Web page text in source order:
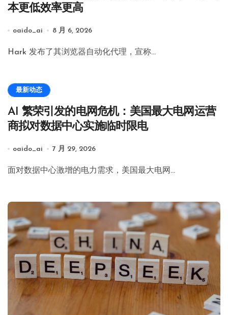
本更低效率更高
oaido_ai 8 月 6, 2026
Hark 发布了其浏览器自动化代理，宣称…
最新动态
AI 繁荣引发的电网危机：美国最大电网运营
商拟对数据中心实施临时限电
oaido_ai 7 月 29, 2026
面对数据中心激增的电力需求，美国最大电网…